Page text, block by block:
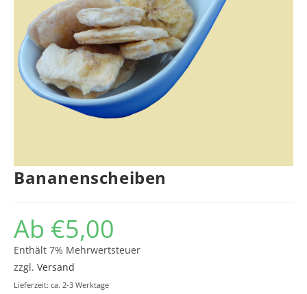
Bananenscheiben
Ab €5,00
Enthält 7% Mehrwertsteuer
zzgl. Versand
Lieferzeit: ca. 2-3 Werktage